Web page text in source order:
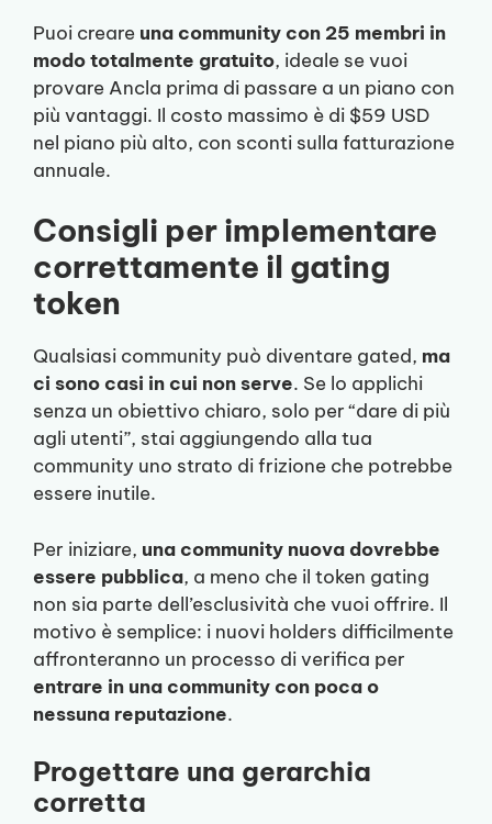
Puoi creare una community con 25 membri in
modo totalmente gratuito, ideale se vuoi
provare Ancla prima di passare a un piano con
più vantaggi. Il costo massimo è di $59 USD
nel piano più alto, con sconti sulla fatturazione
annuale.
Consigli per implementare
correttamente il gating
token
Qualsiasi community può diventare gated, ma
ci sono casi in cui non serve. Se lo applichi
senza un obiettivo chiaro, solo per “dare di più
agli utenti”, stai aggiungendo alla tua
community uno strato di frizione che potrebbe
essere inutile.
Per iniziare, una community nuova dovrebbe
essere pubblica, a meno che il token gating
non sia parte dell’esclusività che vuoi offrire. Il
motivo è semplice: i nuovi holders difficilmente
affronteranno un processo di verifica per
entrare in una community con poca o
nessuna reputazione.
Progettare una gerarchia
corretta